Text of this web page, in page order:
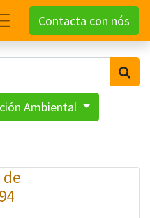
Contacta con nós
Ambiental
de